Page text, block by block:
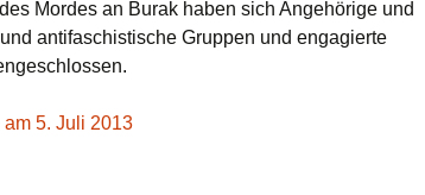
Mordes an Burak haben sich Angehörige und
antifaschistische Gruppen und engagierte
5. Juli 2013